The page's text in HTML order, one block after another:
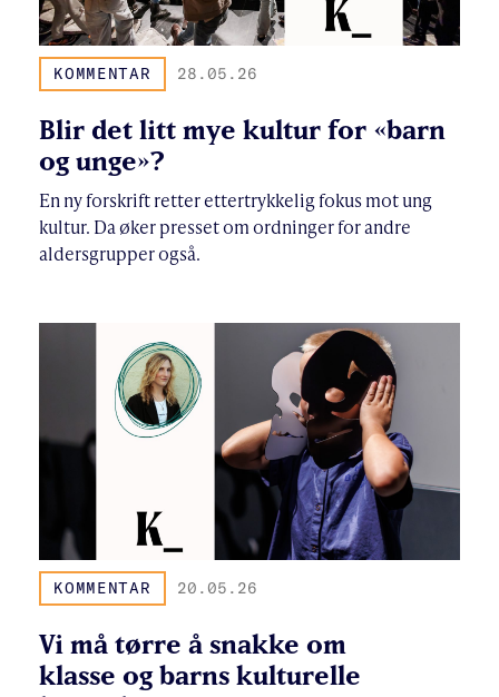
KOMMENTAR 28.05.26
Blir det litt mye kultur for «barn
og unge»?
En ny forskrift retter ettertrykkelig fokus mot ung
kultur. Da øker presset om ordninger for andre
aldersgrupper også.
KOMMENTAR 20.05.26
Vi må tørre å snakke om
klasse og barns kulturelle